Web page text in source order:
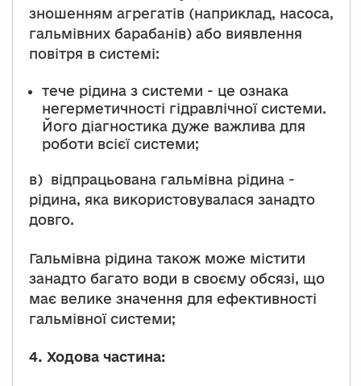
зношенням агрегатів (наприклад, насоса,
гальмівних барабанів) або виявлення
повітря в системі:
тече рідина з системи - це ознака
негерметичності гідравлічної системи.
Його діагностика дуже важлива для
роботи всієї системи;
в) відпрацьована гальмівна рідина -
рідина, яка використовувалася занадто
довго.
Гальмівна рідина також може містити
занадто багато води в своєму обсязі, що
має велике значення для ефективності
гальмівної системи;
4. Ходова частина: